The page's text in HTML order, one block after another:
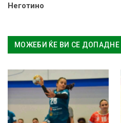
Неготино
МОЖЕБИ ЌЕ ВИ СЕ ДОПАДНЕ